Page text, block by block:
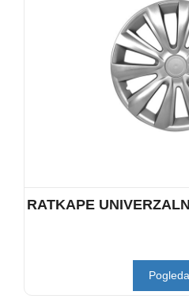
RATKAPE